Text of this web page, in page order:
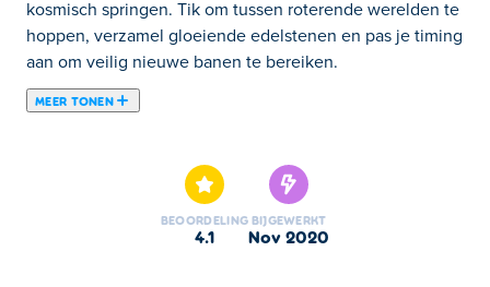
kosmisch springen. Tik om tussen roterende werelden te
hoppen, verzamel gloeiende edelstenen en pas je timing
aan om veilig nieuwe banen te bereiken.
MEER TONEN
moet verzamelen. Zodra je genoeg edelstenen hebt
verzameld, verschijnt er een grote blauwe bol op de
planeet. Als je de grote bol raakt, vlieg je naar een
BEOORDELING
4.1
BIJGEWERKT
nov 2020